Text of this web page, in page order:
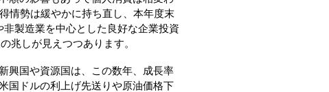
情勢は緩やかに持ち直し、本年度末
製造業を中心とした良好な企業投資
兆しが見えつつあります。
興国や資源国は、この数年、成長率
国ドルの利上げ先送りや原油価格下